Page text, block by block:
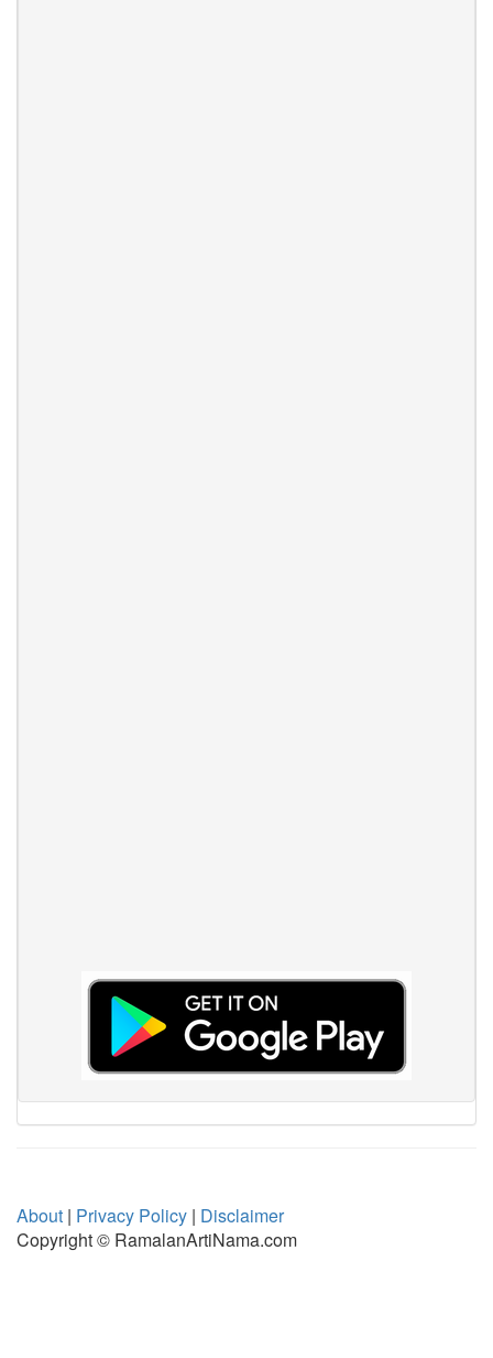
About | Privacy Policy | Disclaimer
Copyright © RamalanArtiNama.com